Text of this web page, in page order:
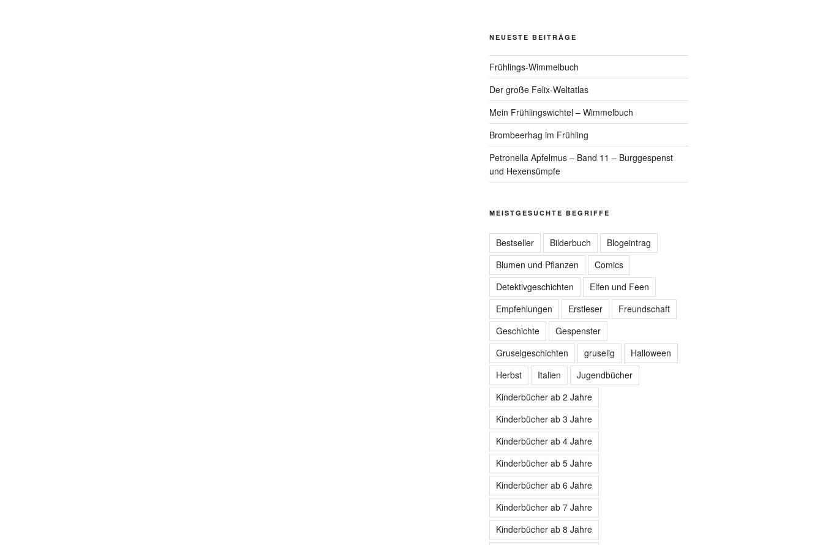
NEUESTE BEITRÄGE
Frühlings-Wimmelbuch
Der große Felix-Weltatlas
Mein Frühlingswichtel – Wimmelbuch
Brombeerhag im Frühling
Petronella Apfelmus – Band 11 – Burggespenst
und Hexensümpfe
MEISTGESUCHTE BEGRIFFE
Bestseller Bilderbuch
Blogeintrag
Blumen und Pflanzen
Comics
Detektivgeschichten
Elfen und Feen
Empfehlungen
Erstleser
Freundschaft
Geschichte
Gespenster
Gruselgeschichten
gruselig
Halloween
Herbst
Italien
Jugendbücher
Kinderbücher ab 2 Jahre
Kinderbücher ab 3 Jahre
Kinderbücher ab 4 Jahre
Kinderbücher ab 5 Jahre
Kinderbücher ab 6 Jahre
Kinderbücher ab 7 Jahre
Kinderbücher ab 8 Jahre